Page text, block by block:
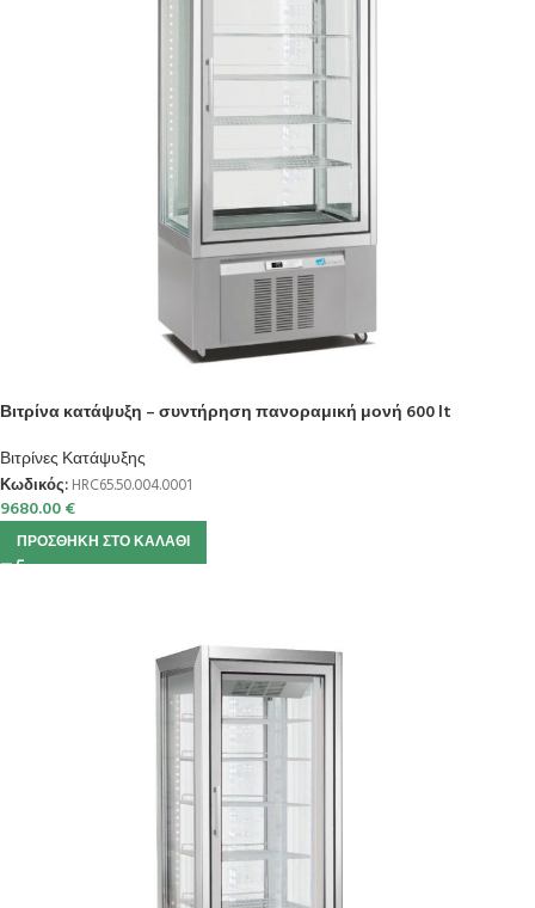
Βιτρίνα κατάψυξη – συντήρηση πανοραμική μονή 600 lt
Βιτρίνες Κατάψυξης
Κωδικός: HRC65.50.004.0001
9680.00€
ΠΡΟΣΘΉΚΗ ΣΤΟ ΚΑΛΆΘΙ